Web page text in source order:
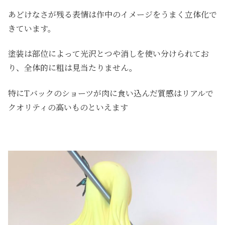
あどけなさが残る表情は作中のイメージをうまく立体化で
きています。
塗装は部位によって光沢とつや消しを使い分けられてお
り、全体的に粗は見当たりません。
特にTバックのショーツが肉に食い込んだ質感はリアルで
クオリティの高いものといえます